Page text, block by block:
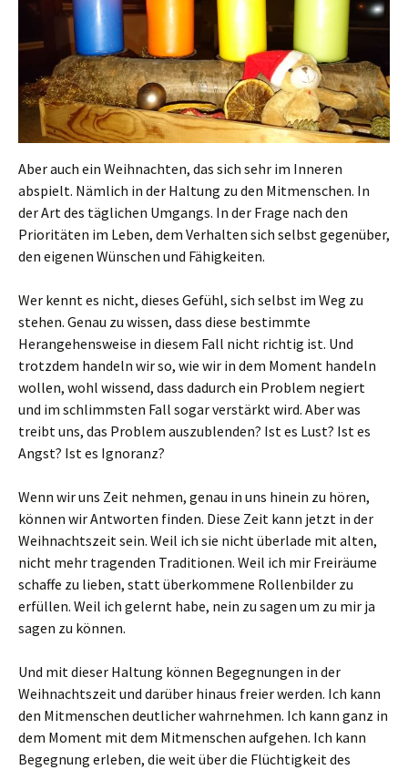
Aber auch ein Weihnachten, das sich sehr im Inneren
abspielt. Nämlich in der Haltung zu den Mitmenschen. In
der Art des täglichen Umgangs. In der Frage nach den
Prioritäten im Leben, dem Verhalten sich selbst gegenüber,
den eigenen Wünschen und Fähigkeiten.
Wer kennt es nicht, dieses Gefühl, sich selbst im Weg zu
stehen. Genau zu wissen, dass diese bestimmte
Herangehensweise in diesem Fall nicht richtig ist. Und
trotzdem handeln wir so, wie wir in dem Moment handeln
wollen, wohl wissend, dass dadurch ein Problem negiert
und im schlimmsten Fall sogar verstärkt wird. Aber was
treibt uns, das Problem auszublenden? Ist es Lust? Ist es
Angst? Ist es Ignoranz?
Wenn wir uns Zeit nehmen, genau in uns hinein zu hören,
können wir Antworten finden. Diese Zeit kann jetzt in der
Weihnachtszeit sein. Weil ich sie nicht überlade mit alten,
nicht mehr tragenden Traditionen. Weil ich mir Freiräume
schaffe zu lieben, statt überkommene Rollenbilder zu
erfüllen. Weil ich gelernt habe, nein zu sagen um zu mir ja
sagen zu können.
Und mit dieser Haltung können Begegnungen in der
Weihnachtszeit und darüber hinaus freier werden. Ich kann
den Mitmenschen deutlicher wahrnehmen. Ich kann ganz in
dem Moment mit dem Mitmenschen aufgehen. Ich kann
Begegnung erleben, die weit über die Flüchtigkeit des